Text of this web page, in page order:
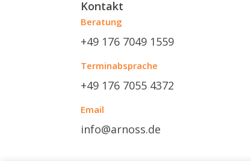
Kontakt
Beratung
+49 176 7049 1559
Terminabsprache
+49 176 7055 4372
Email
info@arnoss.de